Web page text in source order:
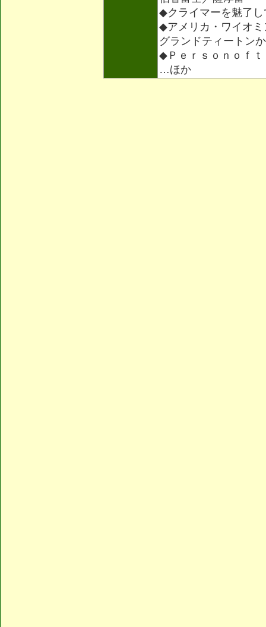
◆クライマーを魅了
◆アメリカ・ワイオ
グランドティートン
◆Ｐｅｒｓｏｎｏｆ
…ほか